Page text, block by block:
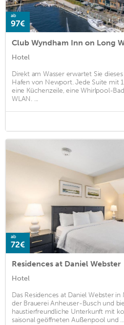
ab
97€
Club Wyndham Inn on Long
Hotel
Direkt am Wasser erwartet Sie
Hafen von Newport. Jede Suite mit
eine Küchenzeile, eine Whirlpool-
WLAN. ...
ab
72€
Residences at Daniel Webster
Hotel
Das Residences at Daniel Webster
der Brauerei Anheuser-Busch und
haustierfreundliche Unterkunft mit
saisonal geöffneten Außenpool und ...